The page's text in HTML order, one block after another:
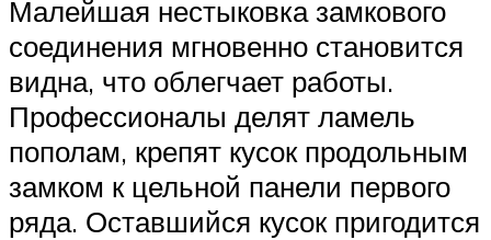
Малейшая нестыковка замкового
соединения мгновенно становится
видна, что облегчает работы.
Профессионалы делят ламель
пополам, крепят кусок продольным
замком к цельной панели первого
ряда. Оставшийся кусок пригодится